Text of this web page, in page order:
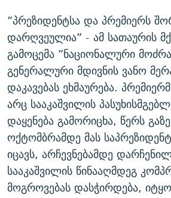
”პრეზიდენტსა და პრემიერს
დარღვეულია” - ამ სათაურის
გამოცემა ”ნაციონალური
გენერალური მდივნის ვანო
დაკავებას ეხმაურება.
არც სააკაშვილის
დაყენება გამორიცხა, წერს
ოქტომბრამდე მას
იცავს, არჩევნებამდე
სააკაშვილის წინააღმდეგ
მოგროვებას დასჭირდება,